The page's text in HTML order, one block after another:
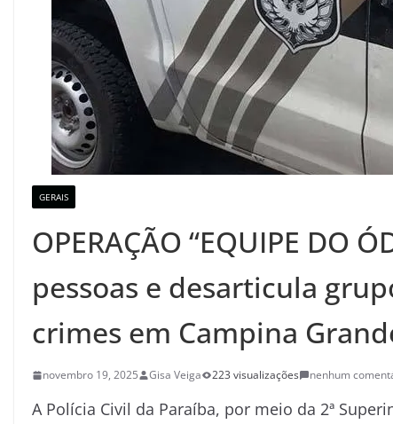
GERAIS
OPERAÇÃO “EQUIPE DO
pessoas e desarticula
crimes em Campina
novembro 19, 2025 Gisa Veiga 223 visualizações nenhum
A Polícia Civil da Paraíba, por meio da 2ª